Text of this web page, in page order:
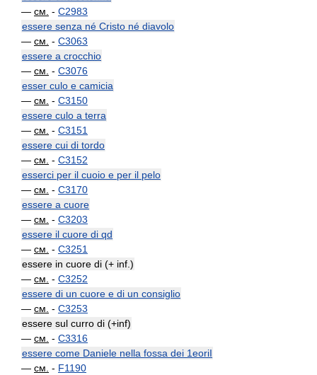
— см. - C2983
essere senza né Cristo né diavolo
— см. - C3063
essere a crocchio
— см. - C3076
esser culo e camicia
— см. - C3150
essere culo a terra
— см. - C3151
essere cui di tordo
— см. - C3152
esserci per il cuoio e per il pelo
— см. - C3170
essere a cuore
— см. - C3203
essere il cuore di qd
— см. - C3251
essere in cuore di (+ inf.)
— см. - C3252
essere di un cuore e di un consiglio
— см. - C3253
essere sul curro di (+inf)
— см. - C3316
essere come Daniele nella fossa dei 1eoriI
— см. - F1190